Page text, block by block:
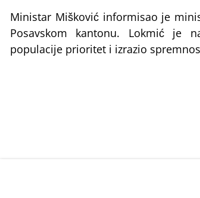
Ministar Mišković informisao je
Posavskom kantonu. Lokmić je
populacije prioritet i izrazio